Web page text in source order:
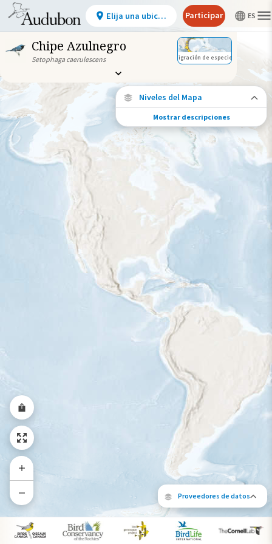
Chipe Azulnegro
Setophaga caerulescens Migración de especies
Proveedores de datos
Niveles del Mapa
Conexiones de especies
Elija cualquier ubicación en el mapa para
ver dónde más se han vuelto a encontrar
aves marcadas de esta especie.
Ubicaciones con disponibilidad
Ubicaciones conectadas
Gama de especies por estación
Gama de verano
Rango de invierno
Rango a lo largo del año
Mostrar descripciones
Elija una ubicación Participar